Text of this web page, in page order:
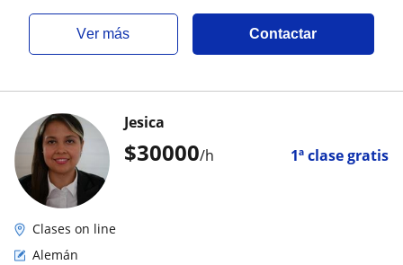
ver más Contactar
$30000/h 1ª clase gratis
Jesica
Clases on line
Alemán